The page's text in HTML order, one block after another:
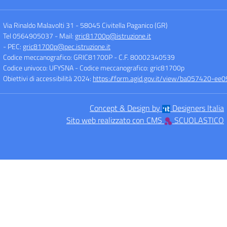
Via Rinaldo Malavolti 31 - 58045 Civitella Paganico (GR)
Tel 0564905037 - Mail:gric81700p@istruzione.it
- PEC:gric81700p@pec.istruzione.it
Codice meccanografico: GRIC81700P- C.F. 80002340539
Codice univoco: UFYSNA- Codice meccanografico: gric81700p
Obiettivi di accessibilità 2024: https://form.agid.gov.it/view/ba057420-
Concept & Design by
Designers Italia
Sito web realizzato con CMS
SCUOLASTICO